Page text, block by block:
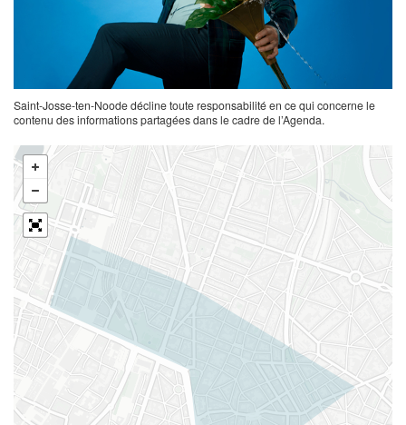
Saint-Josse-ten-Noode décline toute responsabilité en ce qui concerne le
contenu des informations partagées dans le cadre de l’Agenda.